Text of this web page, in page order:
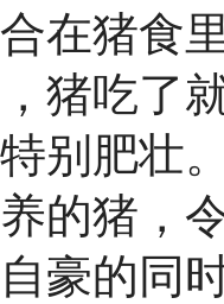
在猪食
猪吃了
别肥壮
猪，令
豪的同